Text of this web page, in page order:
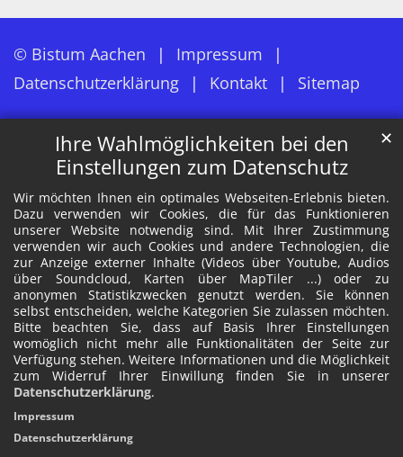
Ihre Wahlmöglichkeiten bei den
Einstellungen zum Datenschutz
Wir möchten Ihnen ein optimales Webseiten-Erlebnis bieten.
Dazu verwenden wir Cookies, die für das Funktionieren
unserer Website notwendig sind. Mit Ihrer Zustimmung
verwenden wir auch Cookies und andere Technologien, die
zur Anzeige externer Inhalte (Videos über Youtube, Audios
über Soundcloud, Karten über MapTiler ...) oder zu
anonymen Statistikzwecken genutzt werden. Sie können
selbst entscheiden, welche Kategorien Sie zulassen möchten.
Bitte beachten Sie, dass auf Basis Ihrer Einstellungen
womöglich nicht mehr alle Funktionalitäten der Seite zur
Verfügung stehen. Weitere Informationen und die Möglichkeit
zum Widerruf Ihrer Einwillung finden Sie in unserer
Datenschutzerklärung.
✕
Impressum
Datenschutzerklärung
© Bistum Aachen
Impressum
Datenschutzerklärung
Kontakt Sitemap